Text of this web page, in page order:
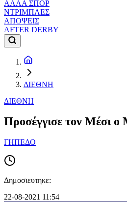
ΑΛΛΑ ΣΠΟΡ
ΝΤΡΙΜΠΛΕΣ
ΑΠΟΨΕΙΣ
AFTER DERBY
ΔΙΕΘΝΗ
ΔΙΕΘΝΗ
Προσέγγισε τον Μέσι
ΓΗΠΕΔΟ
Δημοσιευτηκε:
22-08-2021 11:54